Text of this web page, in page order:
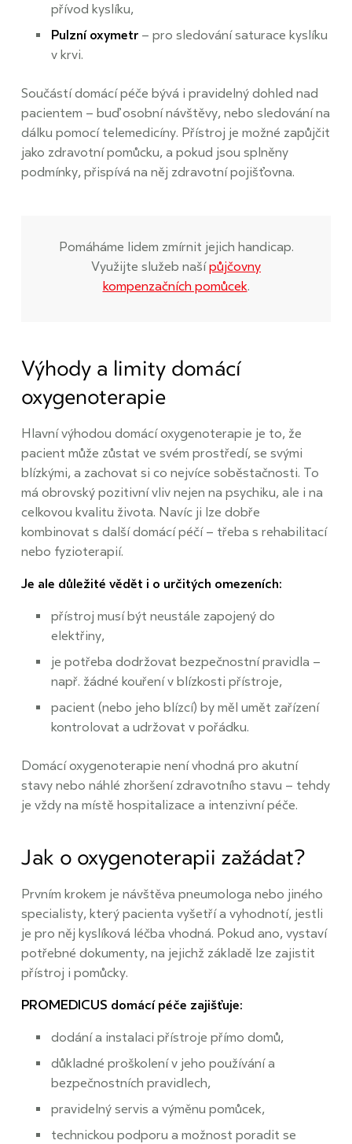
přívod kyslíku,
Pulzní oxymetr– pro sledování saturace kyslíku
v krvi.
Součástí domácí péče bývá i pravidelný dohled nad
pacientem – buď osobní návštěvy, nebo sledování na
dálku pomocí telemedicíny. Přístroj je možné zapůjčit
jako zdravotní pomůcku, a pokud jsou splněny
podmínky, přispívá na něj zdravotní pojišťovna.
Pomáháme lidem zmírnit jejich handicap.
Využijte služeb našípůjčovny
kompenzačních pomůcek.
Výhody a limity domácí
oxygenoterapie
Hlavní výhodou domácí oxygenoterapie je to, že
pacient může zůstat ve svém prostředí, se svými
blízkými, a zachovat si co nejvíce soběstačnosti. To
má obrovský pozitivní vliv nejen na psychiku, ale i na
celkovou kvalitu života. Navíc ji lze dobře
kombinovat s další domácí péčí – třeba s rehabilitací
nebo fyzioterapií.
Je ale důležité vědět i o určitých omezeních:
přístroj musí být neustále zapojený do
elektřiny,
je potřeba dodržovat bezpečnostní pravidla –
např. žádné kouření v blízkosti přístroje,
pacient (nebo jeho blízcí) by měl umět zařízení
kontrolovat a udržovat v pořádku.
Domácí oxygenoterapie není vhodná pro akutní
stavy nebo náhlé zhoršení zdravotního stavu – tehdy
je vždy na místě hospitalizace a intenzivní péče.
Jak o oxygenoterapii zažádat?
Prvním krokem je návštěva pneumologa nebo jiného
specialisty, který pacienta vyšetří a vyhodnotí, jestli
je pro něj kyslíková léčba vhodná. Pokud ano, vystaví
potřebné dokumenty, na jejichž základě lze zajistit
přístroj i pomůcky.
PROMEDICUS domácí péče zajišťuje:
dodání a instalaci přístroje přímo domů,
důkladné proškolení v jeho používání a
bezpečnostních pravidlech,
pravidelný servis a výměnu pomůcek,
technickou podporu a možnost poradit se